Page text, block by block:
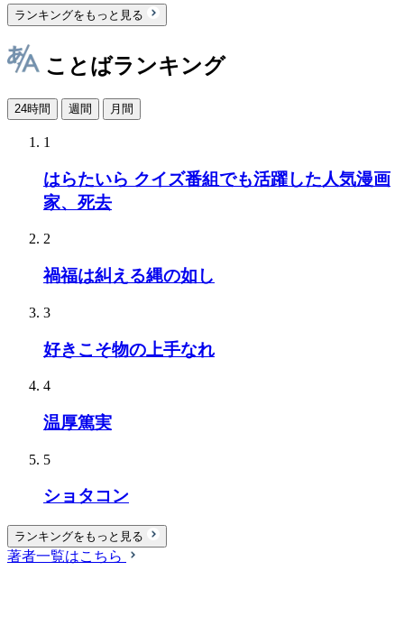
ランキングをもっと見る
ことばランキング
24時間 週間 月間
1
はらたいら クイズ番組でも活躍した人気漫画
家、死去
2
禍福は糾える縄の如し
3
好きこそ物の上手なれ
4
温厚篤実
5
ショタコン
ランキングをもっと見る
著者一覧はこちら